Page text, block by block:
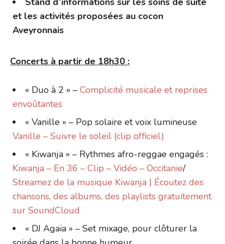
et les activités proposées au cocon
Aveyronnais
Concerts à partir de 18h30 :
« Duo à 2 » – Complicité musicale et reprises
envoûtantes
« Vanille » – Pop solaire et voix lumineuse
Vanille – Suivre le soleil (clip officiel)
« Kiwanja » – Rythmes afro-reggae engagés :
Kiwanja – En 36 – Clip – Vidéo – Occitanie/
Streamez de la musique Kiwanja | Écoutez des
chansons, des albums, des playlists gratuitement
sur SoundCloud
« DJ Agaïa » – Set mixage, pour clôturer la